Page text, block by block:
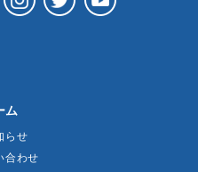
ム
らせ
合わせ